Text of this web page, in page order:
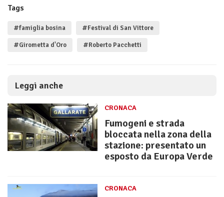
Tags
#famiglia bosina #Festival di San Vittore
#Girometta d'Oro #Roberto Pacchetti
Leggi anche
CRONACA
Fumogeni e strada
bloccata nella zona della
stazione: presentato un
esposto da Europa Verde
CRONACA